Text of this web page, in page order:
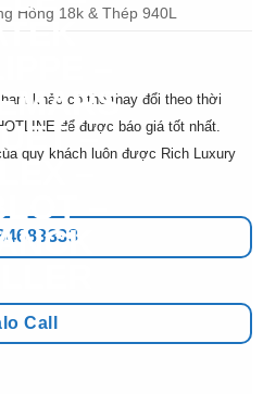
Hồng 18k & Thép 940L
khảo có thể thay đổi theo thời
để được báo giá tốt nhất.
quý khách luôn được Rich Luxury
Call